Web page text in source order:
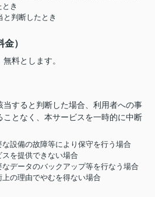
き
と判断したとき
）
料とします。
当すると判断した場合、利用者への事
となく、本サービスを一時的に中断
設備の故障等により保守を行う場合
を提供できない場合
データのバックアップ等を行なう場合
の理由でやむを得ない場合